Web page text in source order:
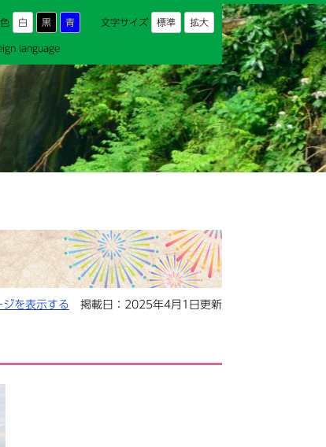
白 黒 青 文字サイズ 標準 拡大
language
ジを表示する 掲載日：2025年4月1日更新